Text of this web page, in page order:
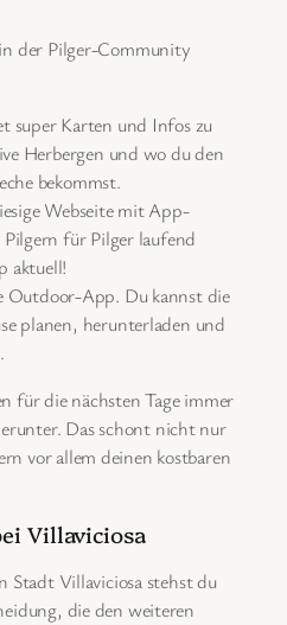
der Pilger-Community
super Karten und Infos zu
Herbergen und wo du den
bekommst.
Webseite mit App-
für Pilger laufend
aktuell!
Outdoor-App. Du kannst die
planen, herunterladen und
für die nächsten Tage immer
Das schont nicht nur
vor allem deinen kostbaren
Villaviciosa
Stadt Villaviciosa stehst du
die den weiteren